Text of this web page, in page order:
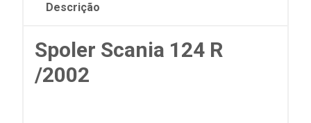
Descrição
Spoler Scania 124 R
/2002